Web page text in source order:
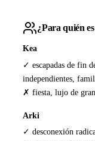
¿Para quién
Kea
✓ escapadas de fin
independientes,
✗ fiesta, lujo de
Arki
✓ desconexión